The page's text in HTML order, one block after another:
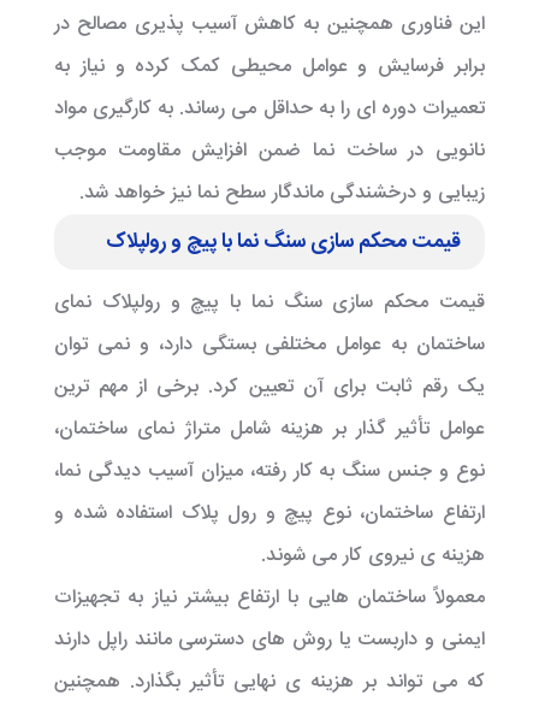
این فناوری همچنین به کاهش آسیب پذیری مصالح در
برابر فرسایش و عوامل محیطی کمک کرده و نیاز به
تعمیرات دوره ای را به حداقل می رساند. به کارگیری مواد
نانویی در ساخت نما ضمن افزایش مقاومت موجب
زیبایی و درخشندگی ماندگار سطح نما نیز خواهد شد.
قیمت محکم سازی سنگ نما با پیچ و رولپلاک
قیمت محکم سازی سنگ نما با پیچ و رولپلاک نمای
ساختمان به عوامل مختلفی بستگی دارد، و نمی توان
یک رقم ثابت برای آن تعیین کرد. برخی از مهم ترین
عوامل تأثیر گذار بر هزینه شامل متراژ نمای ساختمان،
نوع و جنس سنگ به کار رفته، میزان آسیب دیدگی نما،
ارتفاع ساختمان، نوع پیچ و رول پلاک استفاده شده و
هزینه ی نیروی کار می شوند.
معمولاً ساختمان هایی با ارتفاع بیشتر نیاز به تجهیزات
ایمنی و داربست یا روش های دسترسی مانند راپل دارند
که می تواند بر هزینه ی نهایی تأثیر بگذارد. همچنین